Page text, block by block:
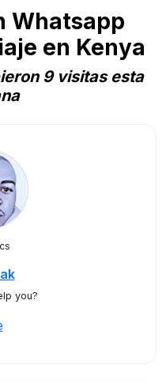
Whatsapp
en Kenya
9 visitas esta
you?